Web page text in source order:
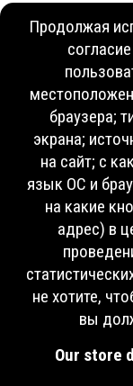
Продолжая
браузера;
экрана;
на сайт; с
язык ОС и
на какие
адрес) в
не хотите,
вы
Our store